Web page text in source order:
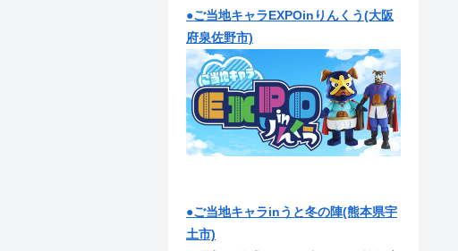
●ご当地キャラEXPOinりんくう(大阪
府泉佐野市)
●ご当地キャラinうと冬の陣(熊本県宇
土市)